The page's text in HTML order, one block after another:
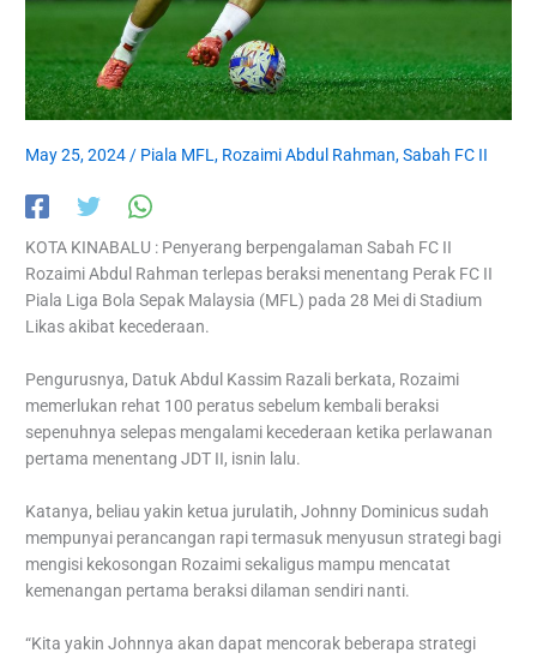
May 25, 2024/ Piala MFL, Rozaimi Abdul Rahman,Sabah FC II
KOTA KINABALU : Penyerang berpengalaman Sabah FC II
Rozaimi Abdul Rahman terlepas beraksi menentang Perak FC II
Piala Liga Bola Sepak Malaysia (MFL) pada 28 Mei di Stadium
Likas akibat kecederaan.
Pengurusnya, Datuk Abdul Kassim Razali berkata, Rozaimi
memerlukan rehat 100 peratus sebelum kembali beraksi
sepenuhnya selepas mengalami kecederaan ketika perlawanan
pertama menentang JDT II, isnin lalu.
Katanya, beliau yakin ketua jurulatih, Johnny Dominicus sudah
mempunyai perancangan rapi termasuk menyusun strategi bagi
mengisi kekosongan Rozaimi sekaligus mampu mencatat
kemenangan pertama beraksi dilaman sendiri nanti.
“Kita yakin Johnnya akan dapat mencorak beberapa strategi